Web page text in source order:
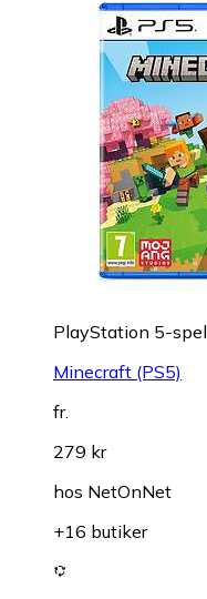
PlayStation 5-spel
Minecraft (PS5)
fr.
279 kr
hos NetOnNet
+16 butiker